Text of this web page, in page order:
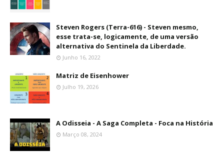
Steven Rogers (Terra-616) - Steven mesmo,
esse trata-se, logicamente, de uma versão
alternativa do Sentinela da Liberdade.
Junho 16, 2022
Matriz de Eisenhower
Julho 19, 2026
A Odisseia - A Saga Completa - Foca na História
Março 08, 2024